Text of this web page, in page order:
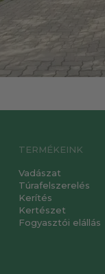
TERMÉKEINK
Vadászat
Túrafelszerelés
Kerítés
Kertészet
Fogyasztói elállás